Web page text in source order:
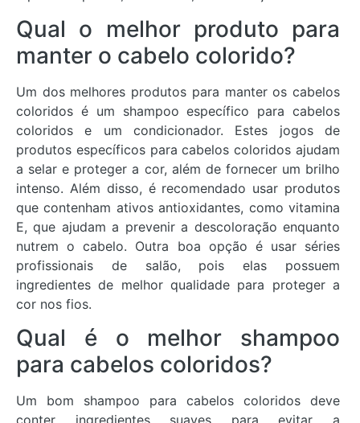
Qual o melhor produto para
manter o cabelo colorido?
Um dos melhores produtos para manter os cabelos
coloridos é um shampoo específico para cabelos
coloridos e um condicionador. Estes jogos de
produtos específicos para cabelos coloridos ajudam
a selar e proteger a cor, além de fornecer um brilho
intenso. Além disso, é recomendado usar produtos
que contenham ativos antioxidantes, como vitamina
E, que ajudam a prevenir a descoloração enquanto
nutrem o cabelo. Outra boa opção é usar séries
profissionais de salão, pois elas possuem
ingredientes de melhor qualidade para proteger a
cor nos fios.
Qual é o melhor shampoo
para cabelos coloridos?
Um bom shampoo para cabelos coloridos deve